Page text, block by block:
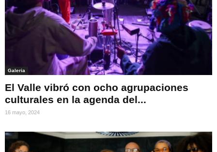
Galeria
El Valle vibró con ocho agrupaciones
culturales en la agenda del...
16 mayo, 2024